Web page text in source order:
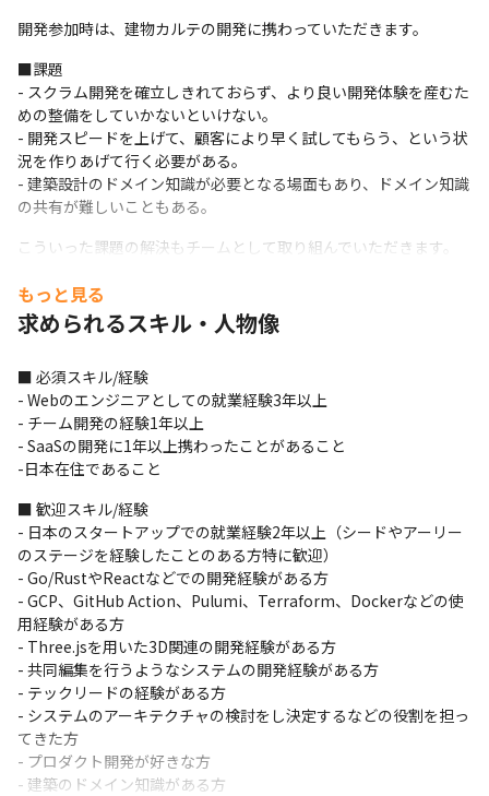
開発参加時は、建物カルテの開発に携わっていただきます。
■課題
- スクラム開発を確立しきれておらず、より良い開発体験を産むた
めの整備をしていかないといけない。
- 開発スピードを上げて、顧客により早く試してもらう、という状
況を作りあげて行く必要がある。
- 建築設計のドメイン知識が必要となる場面もあり、ドメイン知識
の共有が難しいこともある。
こういった課題の解決もチームとして取り組んでいただきます。
■社内の雰囲気
- 定期的に懇親会などを開き、社外の関係者も呼んで輪を広げてい
ます。
務時間中は気軽に連絡が取れる環境を作っています。
- 会社として勉強会を定期開催して、知識や技術を全員で磨いてい
ます。
- スタートアップ研究会 - プロジェクト共有会 - 輪読会
図っています。
2024年10月の社員旅行は沖縄です。
もっと見る
求められるスキル・人物像
■ 必須スキル/経験
- Webのエンジニアとしての就業経験3年以上
- チーム開発の経験1年以上
- SaaSの開発に1年以上携わったことがあること
-日本在住であること
■ 歓迎スキル/経験
- 日本のスタートアップでの就業経験2年以上（シードやアーリー
のステージを経験したことのある方特に歓迎）
- Go/RustやReactなどでの開発経験がある方
- GCP、GitHub Action、Pulumi、Terraform、Dockerなどの使
用経験がある方
- Three.jsを用いた3D関連の開発経験がある方
- 共同編集を行うようなシステムの開発経験がある方
- テックリードの経験がある方
- システムのアーキテクチャの検討をし決定するなどの役割を担っ
てきた方
- プロダクト開発が好きな方
- 建築のドメイン知識がある方